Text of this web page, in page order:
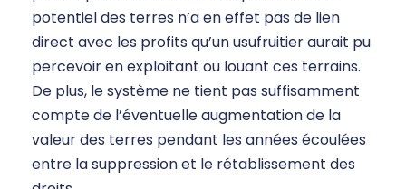
potentiel des terres n’a en effet pas de lien
direct avec les profits qu’un usufruitier aurait pu
percevoir en exploitant ou louant ces terrains.
De plus, le système ne tient pas suffisamment
compte de l’éventuelle augmentation de la
valeur des terres pendant les années écoulées
entre la suppression et le rétablissement des